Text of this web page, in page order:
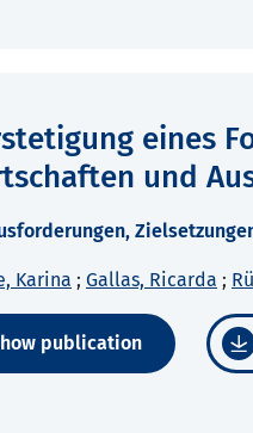
eines
und
Karina ; Gallas, Ricarda ;
publication